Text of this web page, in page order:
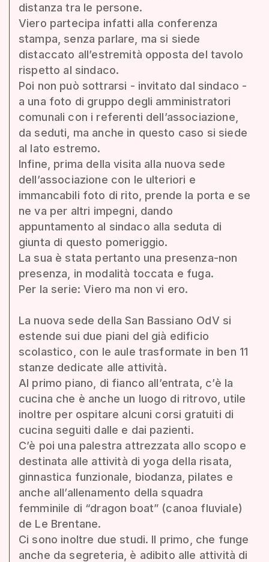
distanza tra le persone.
Viero partecipa infatti alla conferenza
stampa, senza parlare, ma si siede
distaccato all’estremità opposta del tavolo
rispetto al sindaco.
Poi non può sottrarsi - invitato dal sindaco -
a una foto di gruppo degli amministratori
comunali con i referenti dell’associazione,
da seduti, ma anche in questo caso si siede
al lato estremo.
Infine, prima della visita alla nuova sede
dell’associazione con le ulteriori e
immancabili foto di rito, prende la porta e se
ne va per altri impegni, dando
appuntamento al sindaco alla seduta di
giunta di questo pomeriggio.
La sua è stata pertanto una presenza-non
presenza, in modalità toccata e fuga.
Per la serie: Viero ma non vi ero.
La nuova sede della San Bassiano OdV si
estende sui due piani del già edificio
scolastico, con le aule trasformate in ben 11
stanze dedicate alle attività.
Al primo piano, di fianco all’entrata, c’è la
cucina che è anche un luogo di ritrovo, utile
inoltre per ospitare alcuni corsi gratuiti di
cucina seguiti dalle e dai pazienti.
C’è poi una palestra attrezzata allo scopo e
destinata alle attività di yoga della risata,
ginnastica funzionale, biodanza, pilates e
anche all’allenamento della squadra
femminile di “dragon boat” (canoa fluviale)
de Le Brentane.
Ci sono inoltre due studi. Il primo, che funge
anche da segreteria, è adibito alle attività di